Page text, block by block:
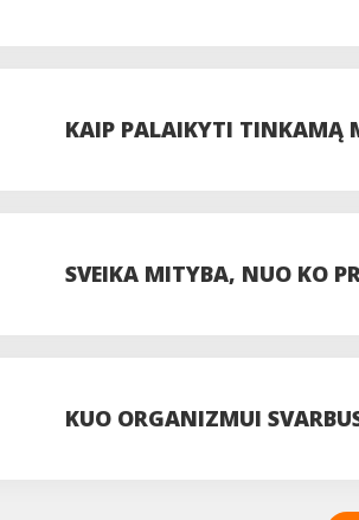
KAIP PALAIKYTI TINKAMĄ
SVEIKA MITYBA, NUO KO
KUO ORGANIZMUI